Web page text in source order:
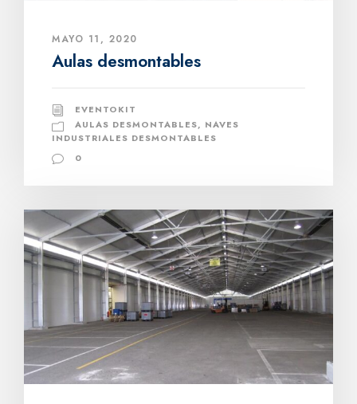
MAYO 11, 2020
Aulas desmontables
EVENTOKIT
AULAS DESMONTABLES, NAVES
INDUSTRIALES DESMONTABLES
0